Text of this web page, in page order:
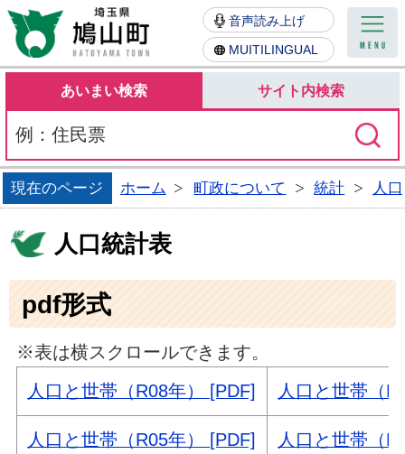
鳩山町
音声読み上げ
MUITILINGUAL
あいまい検索 サイト内検索
現在のページ ホーム 町政について 統計 人
人口統計表
pdf形式
※表は横スクロールできます。
人口と世帯（R08年） [PDF]
人口と世帯（
人口と世帯（R05年） [PDF] 人口と世帯（